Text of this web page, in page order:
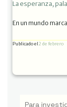
La esperanza,
En un mundo
Publicado el2 de febrero